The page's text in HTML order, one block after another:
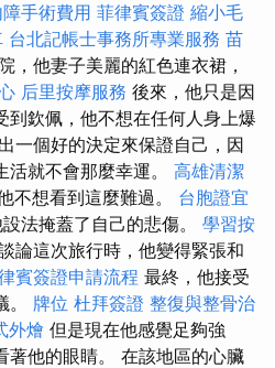
手術費用 菲律賓簽證 縮小毛
台北記帳士事務所專業服務 苗
，他妻子美麗的紅色連衣裙，
后里按摩服務 後來，他只是因
到欽佩，他不想在任何人身上爆
一個好的決定來保證自己，因
就不會那麼幸運。 高雄清潔
不想看到這麼難過。 台胞證宜
法掩蓋了自己的悲傷。 學習按
論這次旅行時，他變得緊張和
賓簽證申請流程 最終，他接受
。 牌位 杜拜簽證 整復與整骨治
外燴 但是現在他感覺足夠強
著他的眼睛。 在該地區的心臟